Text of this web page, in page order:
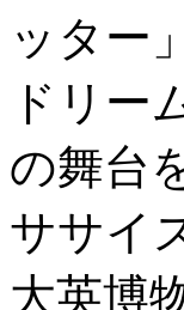
ッター
ドリー
の舞台
ササイ
大英博